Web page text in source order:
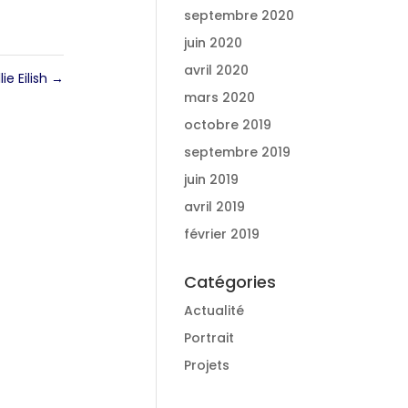
Eilish →
septembre 2020
juin 2020
avril 2020
mars 2020
octobre 2019
septembre 2019
juin 2019
avril 2019
février 2019
Catégories
Actualité
Portrait
Projets